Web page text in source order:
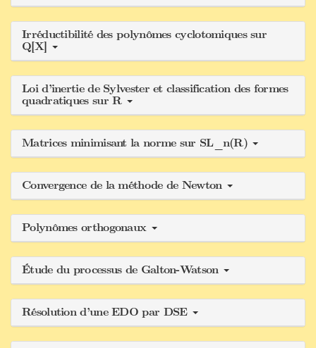
Irréductibilité des polynômes cyclotomiques sur
Q[X]
Loi d’inertie de Sylvester et classification des formes
quadratiques sur R
Matrices minimisant la norme sur SL_n(R)
Convergence de la méthode de Newton
Polynômes orthogonaux
Étude du processus de Galton-Watson
Résolution d’une EDO par DSE